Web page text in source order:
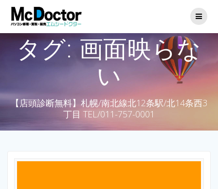
タグ:画面映らな
い
【店頭診断無料】札幌/南北線北12条駅/北14条西3
丁目 TEL/011-757-0001